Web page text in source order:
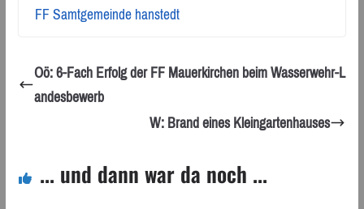
FF Samtgemeinde hanstedt
Oö: 6-Fach Erfolg der FF Mauerkirchen beim Wasserwehr-L
andesbewerb
W: Brand eines Kleingartenhauses
... und dann war da noch ...